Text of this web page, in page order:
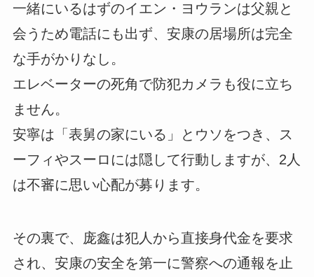
一緒にいるはずのイエン・ヨウランは父親と
会うため電話にも出ず、安康の居場所は完全
な手がかりなし。
エレベーターの死角で防犯カメラも役に立ち
ません。
安寧は「表舅の家にいる」とウソをつき、ス
ーフィやスーロには隠して行動しますが、2人
は不審に思い心配が募ります。
その裏で、庞鑫は犯人から直接身代金を要求
され、安康の安全を第一に警察への通報を止